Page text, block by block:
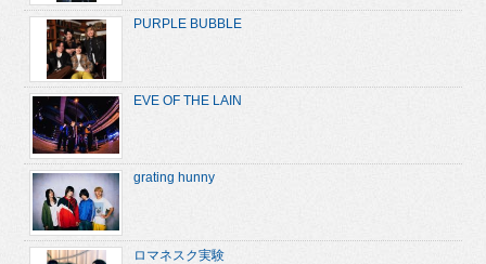
PURPLE BUBBLE
EVE OF THE LAIN
grating hunny
ロマネスク実験